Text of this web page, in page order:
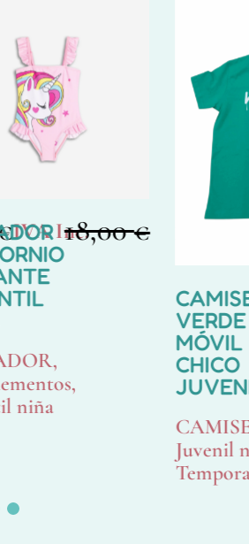
IVA Inc.18,00€ 14,40
niña
VERDE
MÓVIL
CHICO
Juvenil